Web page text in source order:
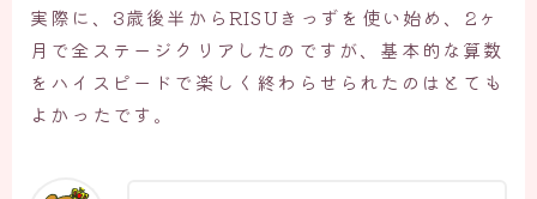
実際に、3歳後半からRISUきっずを使い始め、2ヶ
月で全ステージクリアしたのですが、基本的な算数
をハイスピードで楽しく終わらせられたのはとても
よかったです。